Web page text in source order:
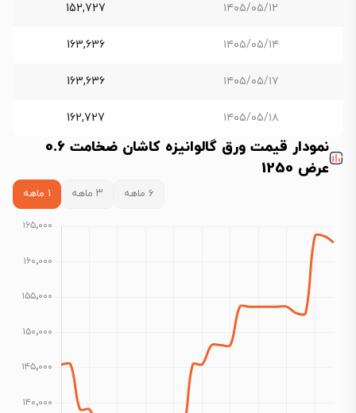
۱۴۰۵/۰۵/۱۲ 152,727
۱۴۰۵/۰۵/۱۴ 163,636
۱۴۰۵/۰۵/۱۷ 163,636
۱۴۰۵/۰۵/۱۸ 162,727
نمودار قیمت ورق گالوانیزه کاشان ضخامت 0.6
عرض 1250
۶ ماهه ۳ ماهه ۱ ماهه